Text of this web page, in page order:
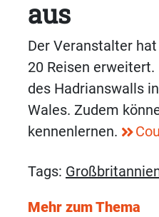
aus
Der Veranstalter
20 Reisen
des Hadrianswalls
Wales. Zudem
kennenlernen.
Tags:
Mehr zum Thema